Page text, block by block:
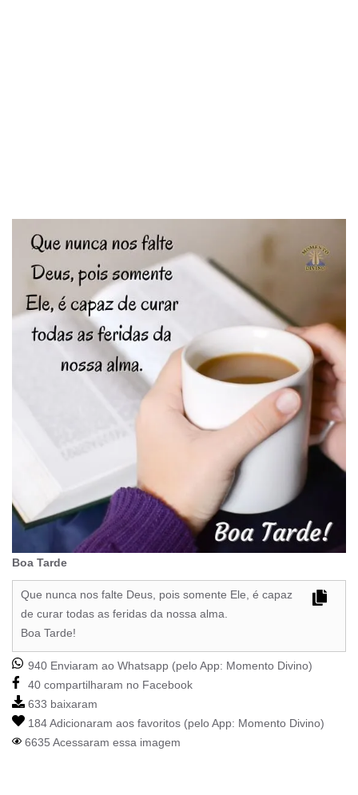
Boa Tarde
Que nunca nos falte Deus, pois somente Ele, é capaz
de curar todas as feridas da nossa alma.
Boa Tarde!
940 Enviaram ao Whatsapp (pelo App: Momento Divino)
40 compartilharam no Facebook
633 baixaram
184 Adicionaram aos favoritos (pelo App: Momento Divino)
6635 Acessaram essa imagem